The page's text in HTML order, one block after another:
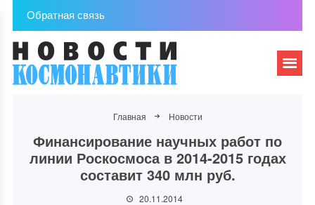
Обратная связь
Главная Новости
Финансирование научных работ по
линии Роскосмоса в 2014-2015 годах
составит 340 млн руб.
20.11.2014